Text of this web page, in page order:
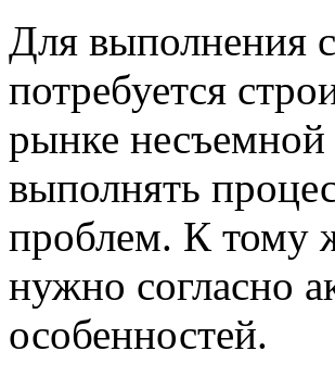
Для выполнения
потребуется
рынке несъемной
выполнять
проблем. К тому
нужно согласно
особенностей.